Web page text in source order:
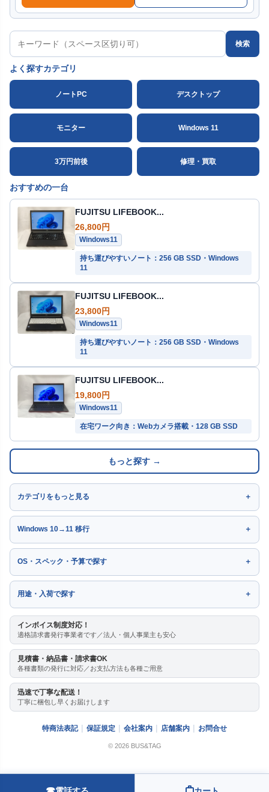
検索
よく探すカテゴリ
ノートPC デスクトップ
モニター Windows 11
3万円前後 修理・買取
おすすめの一台
FUJITSU LIFEBOOK...
26,800円
Windows11
持ち運びやすいノート：256 GB SSD・Windows
11
FUJITSU LIFEBOOK...
23,800円
Windows11
持ち運びやすいノート：256 GB SSD・Windows
11
FUJITSU LIFEBOOK...
19,800円
Windows11
在宅ワーク向き：Webカメラ搭載・128 GB SSD
もっと探す →
カテゴリをもっと見る
Windows 10→11 移行
OS・スペック・予算で探す
用途・入荷で探す
インボイス制度対応！
適格請求書発行事業者です／法人・個人事業主も安心
見積書・納品書・請求書OK
各種書類の発行に対応／お支払方法も各種ご用意
迅速で丁寧な配送！
丁寧に梱包し早くお届けします
特商法表記 保証規定 会社案内 店舗案内 お問合せ
© 2026 BUS&TAG